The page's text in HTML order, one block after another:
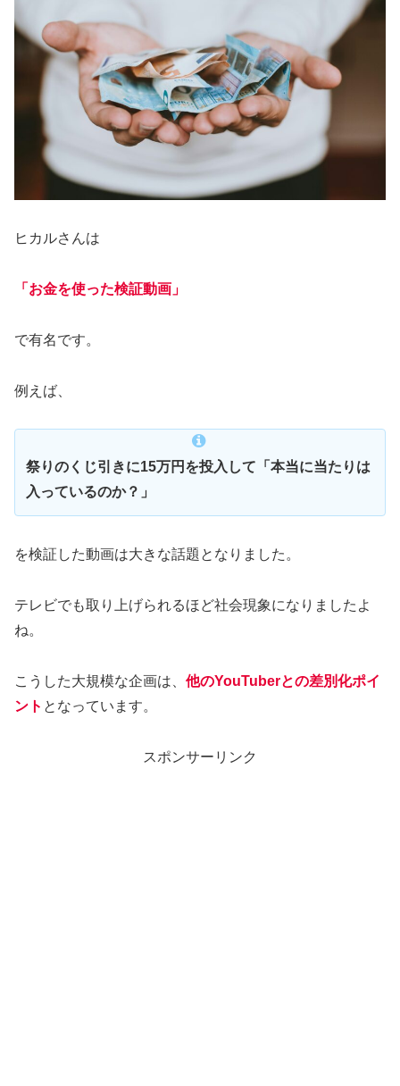
ヒカルさんは
「お金を使った検証動画」
で有名です。
例えば、
祭りのくじ引きに15万円を投入して「本当に当たりは
入っているのか？」
を検証した動画は大きな話題となりました。
テレビでも取り上げられるほど社会現象になりましたよ
ね。
こうした大規模な企画は、 他のYouTuberとの差別化ポイ
ント となっています。
スポンサーリンク